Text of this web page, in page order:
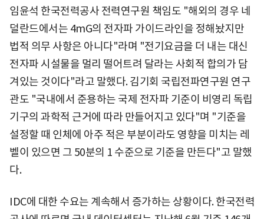
임윤석 한국전력공사 전력연구원 책임도 "해외의 경우 네
덜란드에서는 4mG의 전자파 가이드라인을 정해놨지만
법적 의무 사항은 아니다"라며 "전기요금을 더 내는 대신
전자파 시설물을 멀리 떨어트려 달라는 사회적 합의가 담
겨있는 것이다"라고 말했다. 김기회 국립전파연구원 연구
관도 "국내에서 준용하는 국제 전자파 기준이 비영리 독립
기구의 과학적 근거에 따라 만들어지고 있다"며 "기준을
설정할 때 인체에 아주 적은 부분이라도 영향을 미치는 레
벨이 있으면 그 50분의 1 수준으로 기준을 만든다"고 말했
다.
IDC에 대한 수요는 계속해서 증가하는 상황이다. 한국전력